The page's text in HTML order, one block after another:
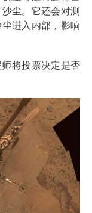
尘。它还会对测
进入内部，影响
将投票决定是否